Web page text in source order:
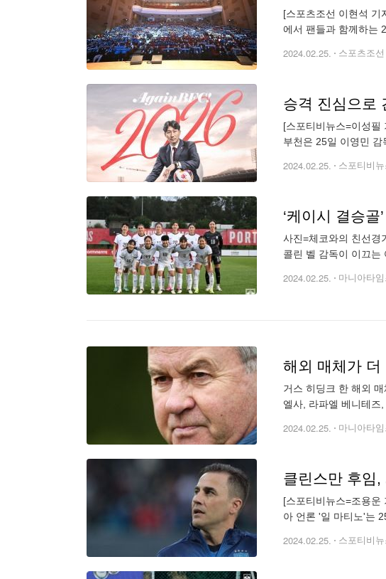
[스포츠조선 이현석 기
에서 팬들과 함께하는
2024.02.25. 스포츠조선
승격 진심으로
[스포티비뉴스=이성필
부천은 25일 이영민
2024.02.25. 스포티비뉴
‘케이시 결승
사진=체코와의 친선경기에 선발로 나선 11명의 모습. 여
콜린 벨 감독이 이끄는
2024.02.25. 마니아타임
거스 히딩크 한 해외
엘사, 라파엘 베니테즈
2024.02.25. 마니아타임
클린스만 후임
[스포티비뉴스=조용운
아 언론 '일 마티노'는
2024.02.25. 스포티비뉴